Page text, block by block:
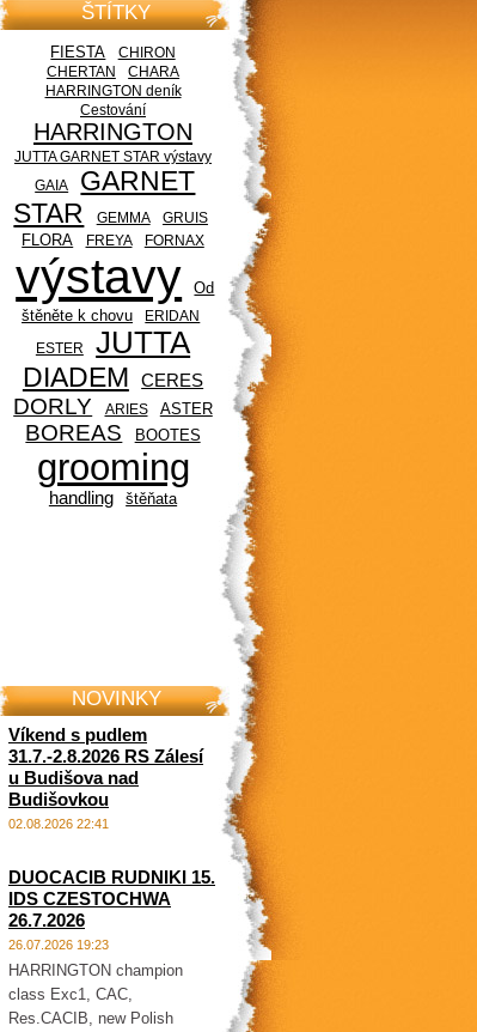
ŠTÍTKY
FIESTA
CHIRON
CHERTAN
CHARA
HARRINGTON deník
Cestování
HARRINGTON
JUTTA GARNET STAR výstavy
GAIA
GARNET
STAR
GEMMA GRUIS
FLORA FREYA FORNAX
výstavy
Od
štěněte k chovu
ERIDAN
ESTER JUTTA
DIADEM CERES
DORLY ARIES ASTER
BOREAS BOOTES
grooming
handling štěňata
NOVINKY
Víkend s pudlem
31.7.-2.8.2026 RS Zálesí
u Budišova nad
Budišovkou
02.08.2026 22:41
DUOCACIB RUDNIKI 15.
IDS CZESTOCHWA
26.7.2026
26.07.2026 19:23
HARRINGTON champion
class Exc1, CAC,
Res.CACIB, new Polish